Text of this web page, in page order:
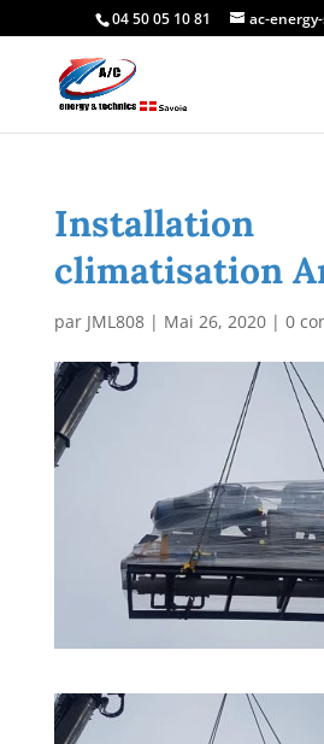
04 50 05 10 81 ac-
Installation
climatisation
par JML808| Mai 26, 2020| 0